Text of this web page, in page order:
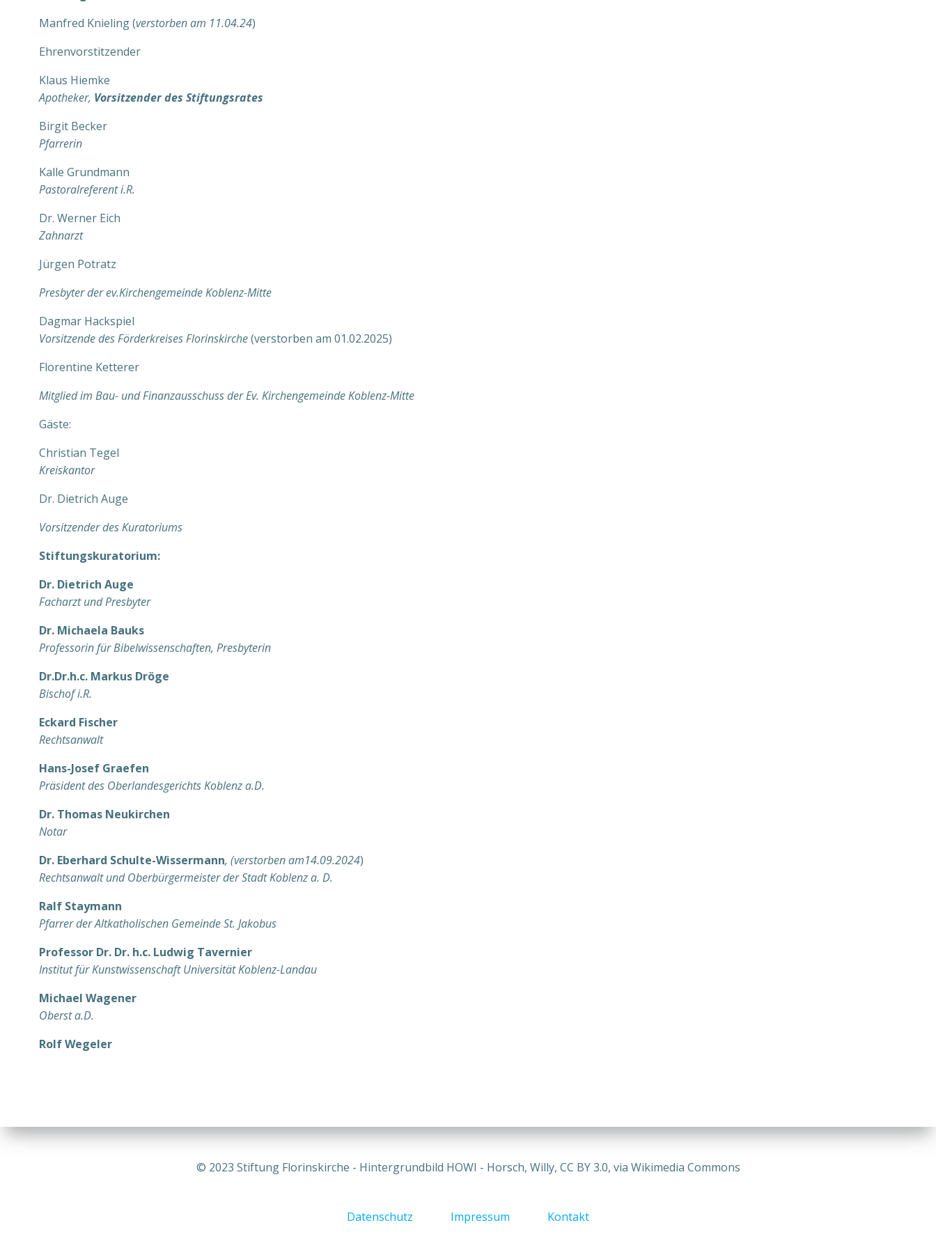
Manfred Knieling (verstorben am 11.04.24)
Ehrenvorstitzender
Klaus Hiemke
Apotheker, Vorsitzender des Stiftungsrates
Birgit Becker
Pfarrerin
Kalle Grundmann
Pastoralreferent i.R.
Dr. Werner Eich
Zahnarzt
Jürgen Potratz
Presbyter der ev.Kirchengemeinde Koblenz-Mitte
Dagmar Hackspiel
Vorsitzende des Förderkreises Florinskirche(verstorben am 01.02.2025)
Florentine Ketterer
Mitglied im Bau- und Finanzausschuss der Ev. Kirchengemeinde Koblenz-Mitte
Gäste:
Christian Tegel
Kreiskantor
Dr. Dietrich Auge
Vorsitzender des Kuratoriums
Stiftungskuratorium:
Dr. Dietrich Auge
Facharzt und Presbyter
Dr. Michaela Bauks
Professorin für Bibelwissenschaften, Presbyterin
Dr.Dr.h.c. Markus Dröge
Bischof i.R.
Eckard Fischer
Rechtsanwalt
Hans-Josef Graefen
Präsident des Oberlandesgerichts Koblenz a.D.
Dr. Thomas Neukirchen
Notar
Dr. Eberhard Schulte-Wissermann, (verstorben am14.09.2024)
Rechtsanwalt und Oberbürgermeister der Stadt Koblenz a. D.
Ralf Staymann
Pfarrer der Altkatholischen Gemeinde St. Jakobus
Professor Dr. Dr. h.c. Ludwig Tavernier
Institut für Kunstwissenschaft Universität Koblenz-Landau
Michael Wagener
Oberst a.D.
Rolf Wegeler
© 2023 Stiftung Florinskirche - Hintergrundbild HOWI - Horsch, Willy, CC BY 3.0, via Wikimedia Commons
Datenschutz Impressum Kontakt